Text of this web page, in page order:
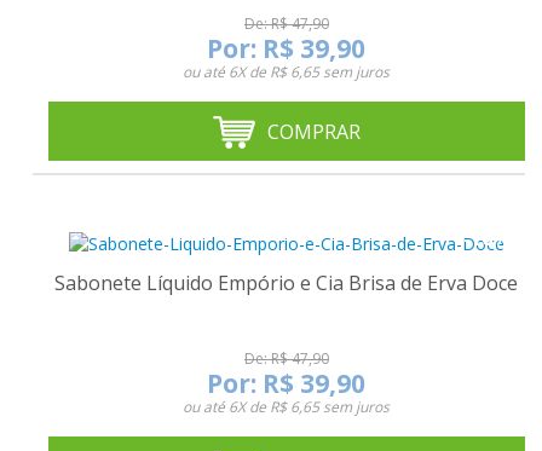
De: R$ 47,90
Por: R$ 39,90
ou até 6X de R$ 6,65sem juros
COMPRAR
-16%
Sabonete Líquido Empório e Cia Brisa de Erva Doce
De: R$ 47,90
Por: R$ 39,90
ou até 6X de R$ 6,65sem juros